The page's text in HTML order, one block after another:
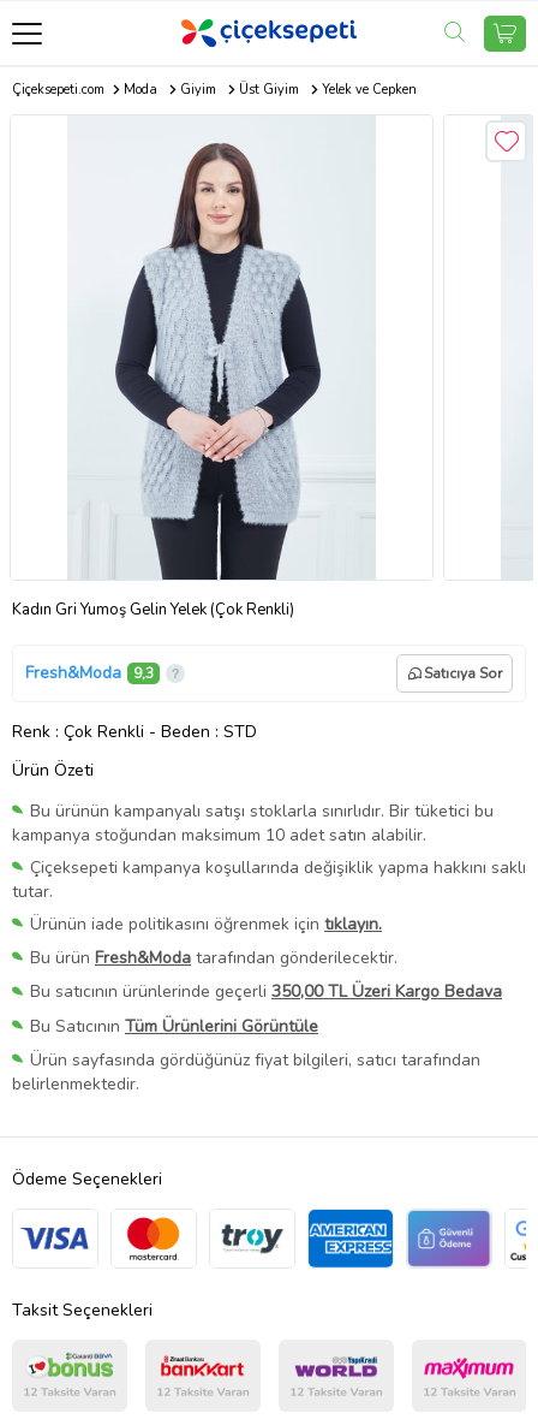
Çiçeksepeti.com Moda Giyim Üst Giyim Yelek ve Cepken
Kadın Gri Yumoş Gelin Yelek (Çok Renkli)
Fresh&Moda 9,3 Satıcıya Sor
Renk : Çok Renkli - Beden : STD
Ürün Özeti
Bu ürünün kampanyalı satışı stoklarla sınırlıdır. Bir tüketici bu
kampanya stoğundan maksimum 10 adet satın alabilir.
Çiçeksepeti kampanya koşullarında değişiklik yapma hakkını saklı
tutar.
Ürünün iade politikasını öğrenmek için tıklayın.
Bu ürün Fresh&Moda tarafından gönderilecektir.
Bu satıcının ürünlerinde geçerli 350,00 TL Üzeri Kargo Bedava
Bu Satıcının Tüm Ürünlerini Görüntüle
Ürün sayfasında gördüğünüz fiyat bilgileri, satıcı tarafından
belirlenmektedir.
Ödeme Seçenekleri
Taksit Seçenekleri